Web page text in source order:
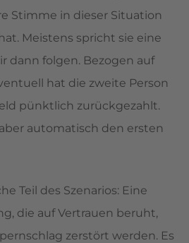
Stimme in dieser Situation
Meistens spricht sie eine
dann folgen. Bezogen auf
hat die zweite Person
pünktlich zurückgezahlt.
automatisch den ersten
Teil des Szenarios: Eine
die auf Vertrauen beruht,
zerstört werden. Es